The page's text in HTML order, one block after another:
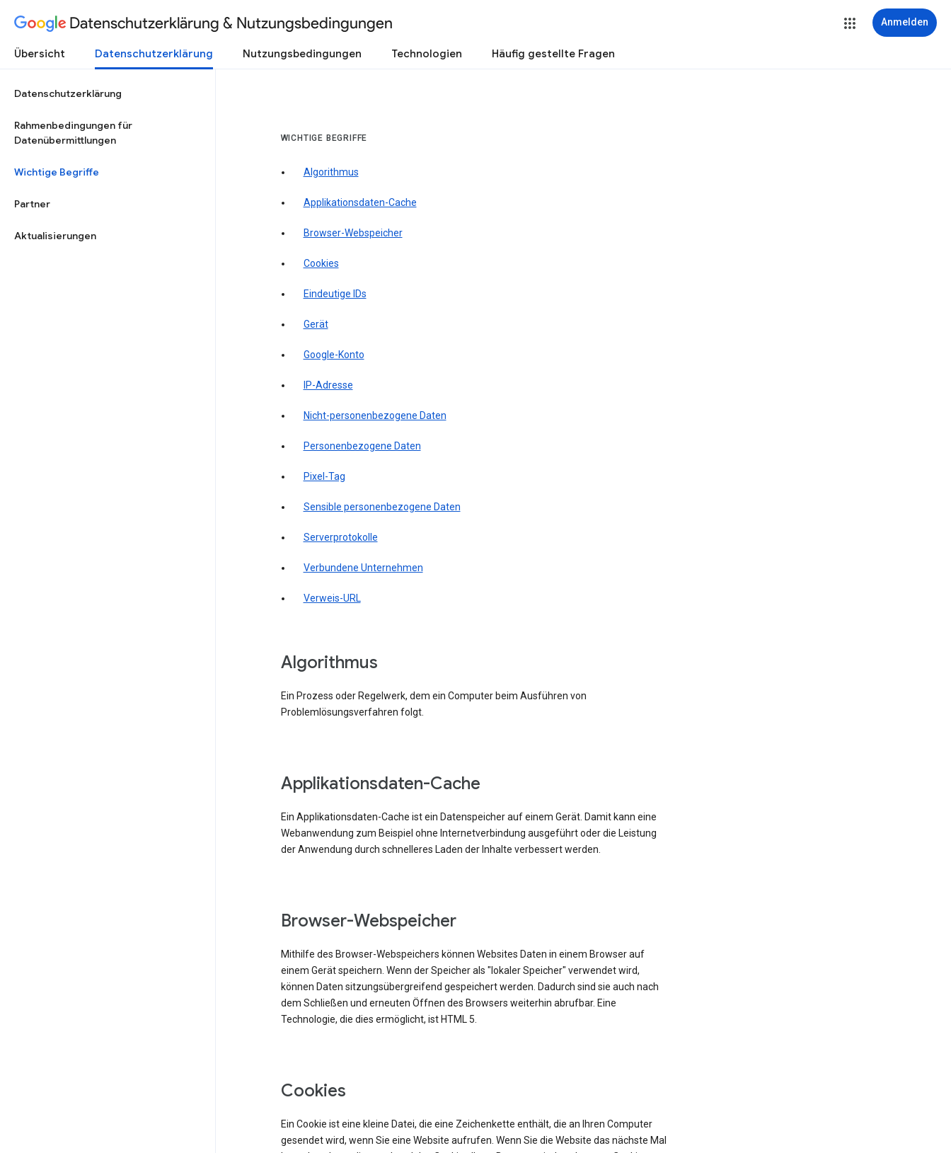
Datenschutzerklärung & Nutzungsbedingungen Anmelden
Übersicht Datenschutzerklärung Nutzungsbedingungen Technologien Häufig gestellte Fragen
Datenschutzerklärung
Rahmenbedingungen für
Datenübermittlungen
Wichtige Begriffe
Partner
Aktualisierungen
WICHTIGE BEGRIFFE
Algorithmus
Applikationsdaten-Cache
Browser-Webspeicher
Cookies
Eindeutige IDs
Gerät
Google-Konto
IP-Adresse
Nicht-personenbezogene Daten
Personenbezogene Daten
Pixel-Tag
Sensible personenbezogene Daten
Serverprotokolle
Verbundene Unternehmen
Verweis-URL
Algorithmus
Ein Prozess oder Regelwerk, dem ein Computer beim Ausführen von
Problemlösungsverfahren folgt.
Applikationsdaten-Cache
Ein Applikationsdaten-Cache ist ein Datenspeicher auf einem Gerät. Damit kann eine
Webanwendung zum Beispiel ohne Internetverbindung ausgeführt oder die Leistung
der Anwendung durch schnelleres Laden der Inhalte verbessert werden.
Browser-Webspeicher
Mithilfe des Browser-Webspeichers können Websites Daten in einem Browser auf
einem Gerät speichern. Wenn der Speicher als "lokaler Speicher" verwendet wird,
können Daten sitzungsübergreifend gespeichert werden. Dadurch sind sie auch nach
dem Schließen und erneuten Öffnen des Browsers weiterhin abrufbar. Eine
Technologie, die dies ermöglicht, ist HTML 5.
Cookies
Ein Cookie ist eine kleine Datei, die eine Zeichenkette enthält, die an Ihren Computer
gesendet wird, wenn Sie eine Website aufrufen. Wenn Sie die Website das nächste Mal